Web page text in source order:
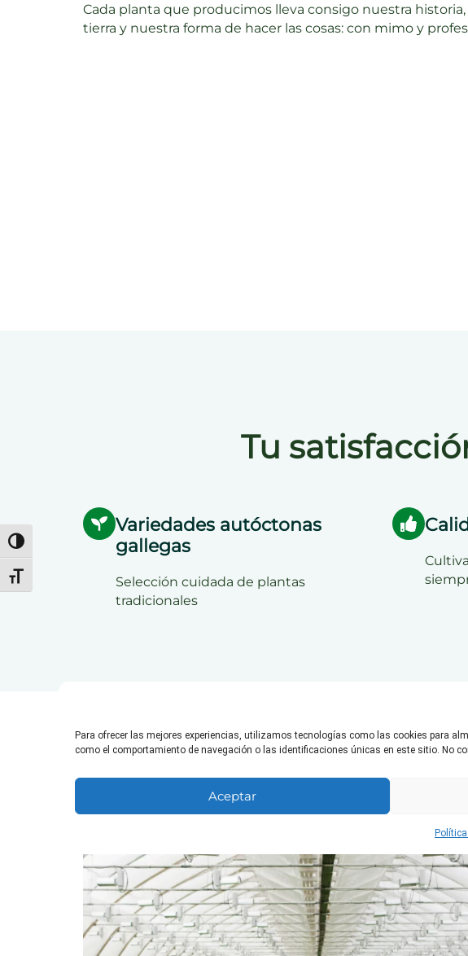
Para ofrecer las mejores experiencias, utilizamos tecnologías como las cookies para
como el comportamiento de navegación o las identificaciones únicas en este sitio. No
Aceptar
Alternar alto contraste
Alternar tamaño de letra
Cada planta que producimos lleva consigo nuestra
tierra y nuestra forma de hacer las cosas: con mimo y
Tu
Variedades autóctonas
gallegas
Selección cuidada de plantas
tradicionales